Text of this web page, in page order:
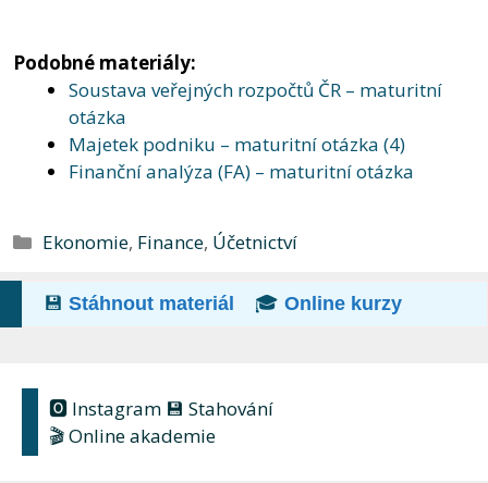
Podobné materiály:
Soustava veřejných rozpočtů ČR – maturitní
otázka
Majetek podniku – maturitní otázka (4)
Finanční analýza (FA) – maturitní otázka
Rubriky
Ekonomie, Finance, Účetnictví
💾 Stáhnout materiál 🎓 Online kurzy
🅾 Instagram 💾 Stahování
🎬 Online akademie